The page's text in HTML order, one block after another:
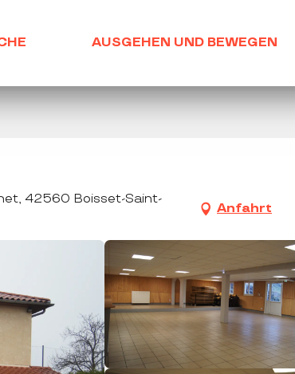
AUSGEHEN UND BEWEGEN
42560 Boisset-Saint-
Anfahrt